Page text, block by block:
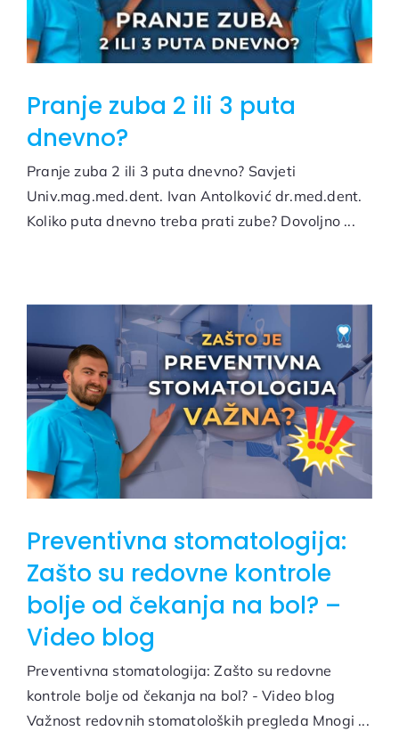
Pranje zuba 2 ili 3 puta
dnevno?
Pranje zuba 2 ili 3 puta dnevno? Savjeti
Univ.mag.med.dent. Ivan Antolković dr.med.dent.
Koliko puta dnevno treba prati zube? Dovoljno ...
Preventivna stomatologija:
Zašto su redovne kontrole
bolje od čekanja na bol? –
Video blog
Preventivna stomatologija: Zašto su redovne
kontrole bolje od čekanja na bol? - Video blog
Važnost redovnih stomatoloških pregleda Mnogi ...